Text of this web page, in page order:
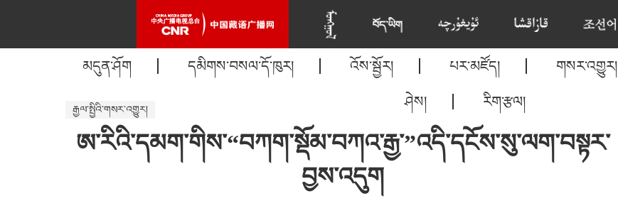
མདུན་ཤོག དམིགས་བསལ་དོ་ཁུར། འོས་སྦྱོར། པར་མཛོད། གསར་འགྱུར།
ཤེས། རིག་རྩལ།
རྒྱལ་སྤྱིའི་གསར་འགྱུར།
ཨ་རིའི་དམག་གིས་“བཀག་སྡོམ་བཀའ་རྒྱ་”འདི་དངོས་སུ་ལག་བསྟར་
བྱས་འདུག